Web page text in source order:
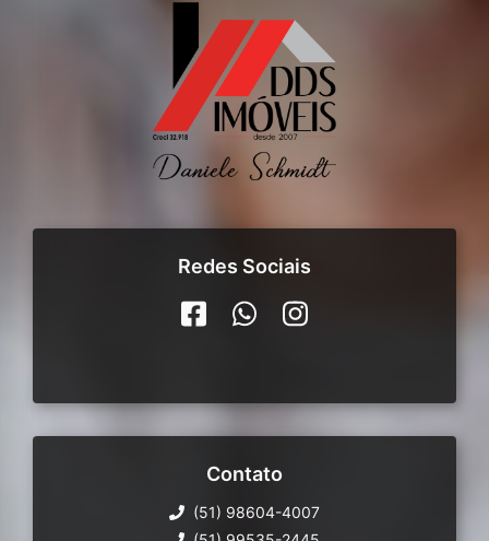
Redes Sociais
Contato
(51) 98604-4007